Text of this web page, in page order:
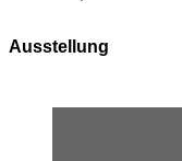
Ausstellung